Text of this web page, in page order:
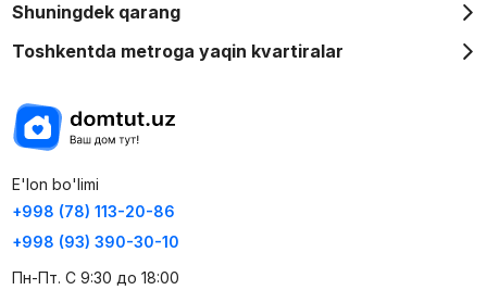
Shuningdek qarang
Toshkentda metroga yaqin kvartiralar
E'lon bo'limi
+998 (78) 113-20-86
+998 (93) 390-30-10
Пн-Пт. С 9:30 до 18:00